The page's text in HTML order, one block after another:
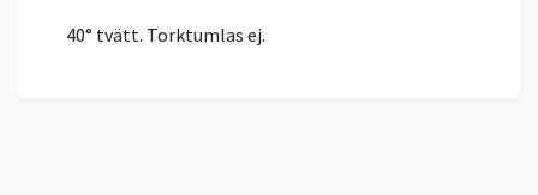
40° tvätt. Torktumlas ej.